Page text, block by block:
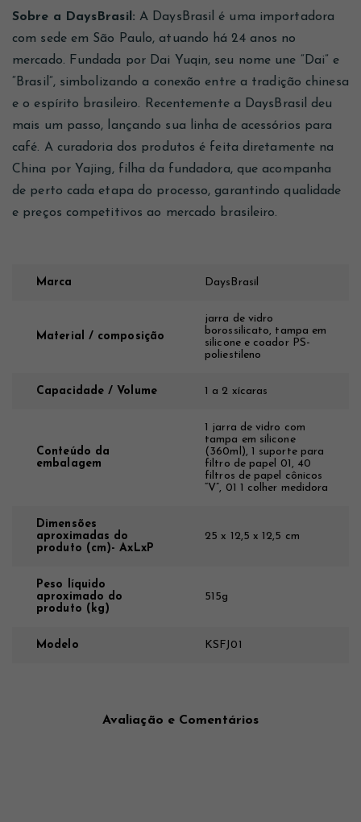
Sobre a DaysBrasil: A DaysBrasil é uma importadora
com sede em São Paulo, atuando há 24 anos no
mercado. Fundada por Dai Yuqin, seu nome une “Dai” e
“Brasil”, simbolizando a conexão entre a tradição chinesa
e o espírito brasileiro. Recentemente a DaysBrasil deu
mais um passo, lançando sua linha de acessórios para
café. A curadoria dos produtos é feita diretamente na
China por Yajing, filha da fundadora, que acompanha
de perto cada etapa do processo, garantindo qualidade
e preços competitivos ao mercado brasileiro.
Marca DaysBrasil
Material / composição
jarra de vidro
borossilicato, tampa em
silicone e coador PS-
poliestileno
Capacidade / Volume 1 a 2 xícaras
Conteúdo da
embalagem
1 jarra de vidro com
tampa em silicone
(360ml), 1 suporte para
filtro de papel 01, 40
filtros de papel cônicos
“V”, 01 1 colher medidora
Dimensões
aproximadas do
produto (cm)- AxLxP
25 x 12,5 x 12,5 cm
Peso líquido
aproximado do
produto (kg)
515g
Modelo KSFJ01
Avaliação e Comentários